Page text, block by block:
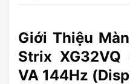
Giới Thiệu
Strix XG32VQ
VA 144Hz